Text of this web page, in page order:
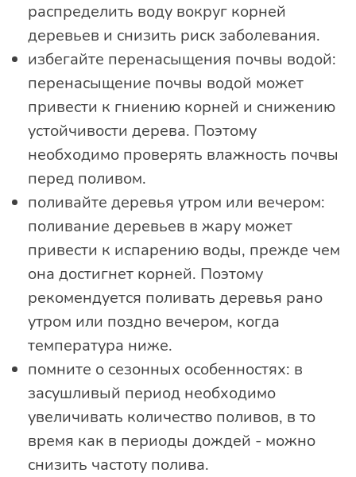
распределить воду вокруг корней
деревьев и снизить риск заболевания.
избегайте перенасыщения почвы водой:
перенасыщение почвы водой может
привести к гниению корней и снижению
устойчивости дерева. Поэтому
необходимо проверять влажность почвы
перед поливом.
поливайте деревья утром или вечером:
поливание деревьев в жару может
привести к испарению воды, прежде чем
она достигнет корней. Поэтому
рекомендуется поливать деревья рано
утром или поздно вечером, когда
температура ниже.
помните о сезонных особенностях: в
засушливый период необходимо
увеличивать количество поливов, в то
время как в периоды дождей - можно
снизить частоту полива.